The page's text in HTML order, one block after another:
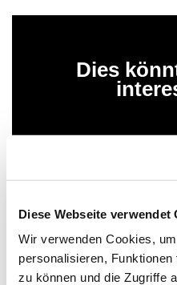
Diese Webseite verwendet
Wir verwenden Cookies,
personalisieren,
zu können und die Zugriffe
Dies